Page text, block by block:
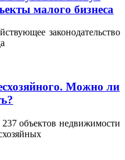
малого бизнеса
законодательство
Можно ли
объектов недвижимости